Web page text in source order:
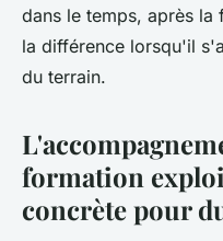
dans le temps, après
la différence lorsqu'il
du terrain.
formation
concrète pour